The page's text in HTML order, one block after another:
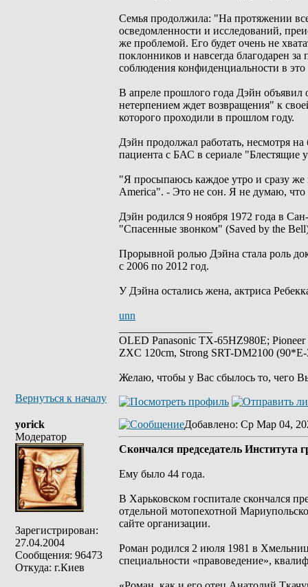
Семья продолжила: "На протяжении
осведомленности и исследований,
же проблемой. Его будет очень не
поклонников и навсегда благодарен
соблюдения конфиденциальности в
В апреле прошлого года Дэйн объявил
нетерпением ждет возвращения" к
которого проходили в прошлом году.
Дэйн продолжал работать, несмотря
пациента с БАС в сериале
"Я просыпаюсь каждое утро и сразу
America". - Это не сон. Я не думаю,
Дэйн родился 9 ноября 1972 года в
"Спасенные звонком" (Saved by the
Прорывной ролью Дэйна стала роль
с 2006 по 2012 год.
У Дэйна остались жена, актриса
unn
OLED Panasonic TX-65HZ980E;
ZXC 120cm, Strong SRT-DM2100
Желаю, чтобы у Вас сбылось то, чего
Вернуться к началу
yorick
Модератор
Зарегистрирован:
27.04.2004
Сообщения: 96473
Откуда: г.Киев
Добавлено: Ср Мар 04,
Скончался председатель Института
Ему было 44 года.
В Харьковском госпитале скончался
отдельной мотопехотной
сайте организации.
Роман родился 2 июля 1981 в
специальности «правоведение»,